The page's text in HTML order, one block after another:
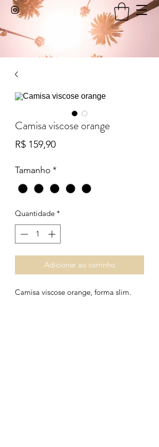
Camisa viscose orange
R$ 159,90Preço
Tamanho *
Quantidade *
Adicionar ao carrinho
Camisa viscose orange, forma slim.